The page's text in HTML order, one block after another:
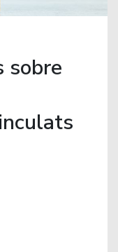
sobre